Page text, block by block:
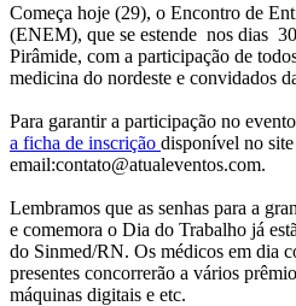
Começa hoje (29), o Encontro de
(ENEM), que se estende nos dias
Pirâmide, com a participação de
medicina do nordeste e convidados
Para garantir a participação no
a ficha de inscrição disponível no
email:contato@atualeventos.com.
Lembramos que as senhas para a
e comemora o Dia do Trabalho já
do Sinmed/RN. Os médicos em dia
presentes concorrerão a vários
máquinas digitais e etc.